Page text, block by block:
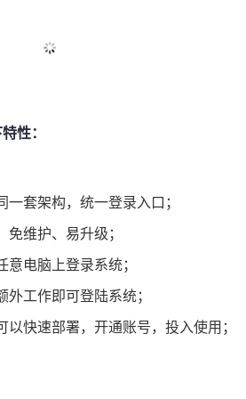
性：
套架构，统一登录入口；
维护、易升级；
电脑上登录系统；
工作即可登陆系统；
快速部署，开通账号，投入使用；